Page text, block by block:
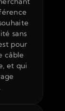
sans
pour
câble
et qui